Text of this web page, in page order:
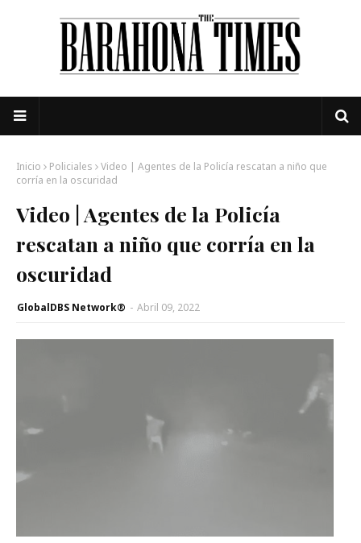
Inicio Policiales
Video | Agentes de la Policía rescatan a niño que
corría en la oscuridad
Video | Agentes de la Policía
rescatan a niño que corría en la
oscuridad
GlobalDBS Network® - Abril 09, 2022